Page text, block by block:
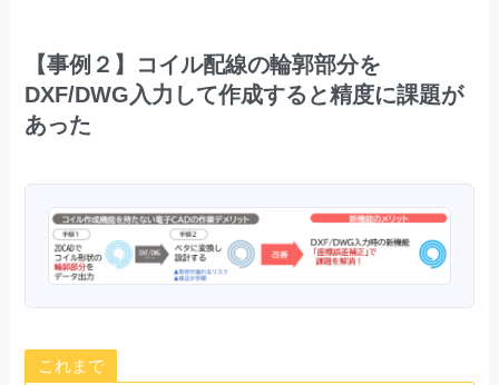
【事例２】
コイル配線の輪郭部分を
DXF/DWG入力して作成すると精度に課題が
あった
これまで